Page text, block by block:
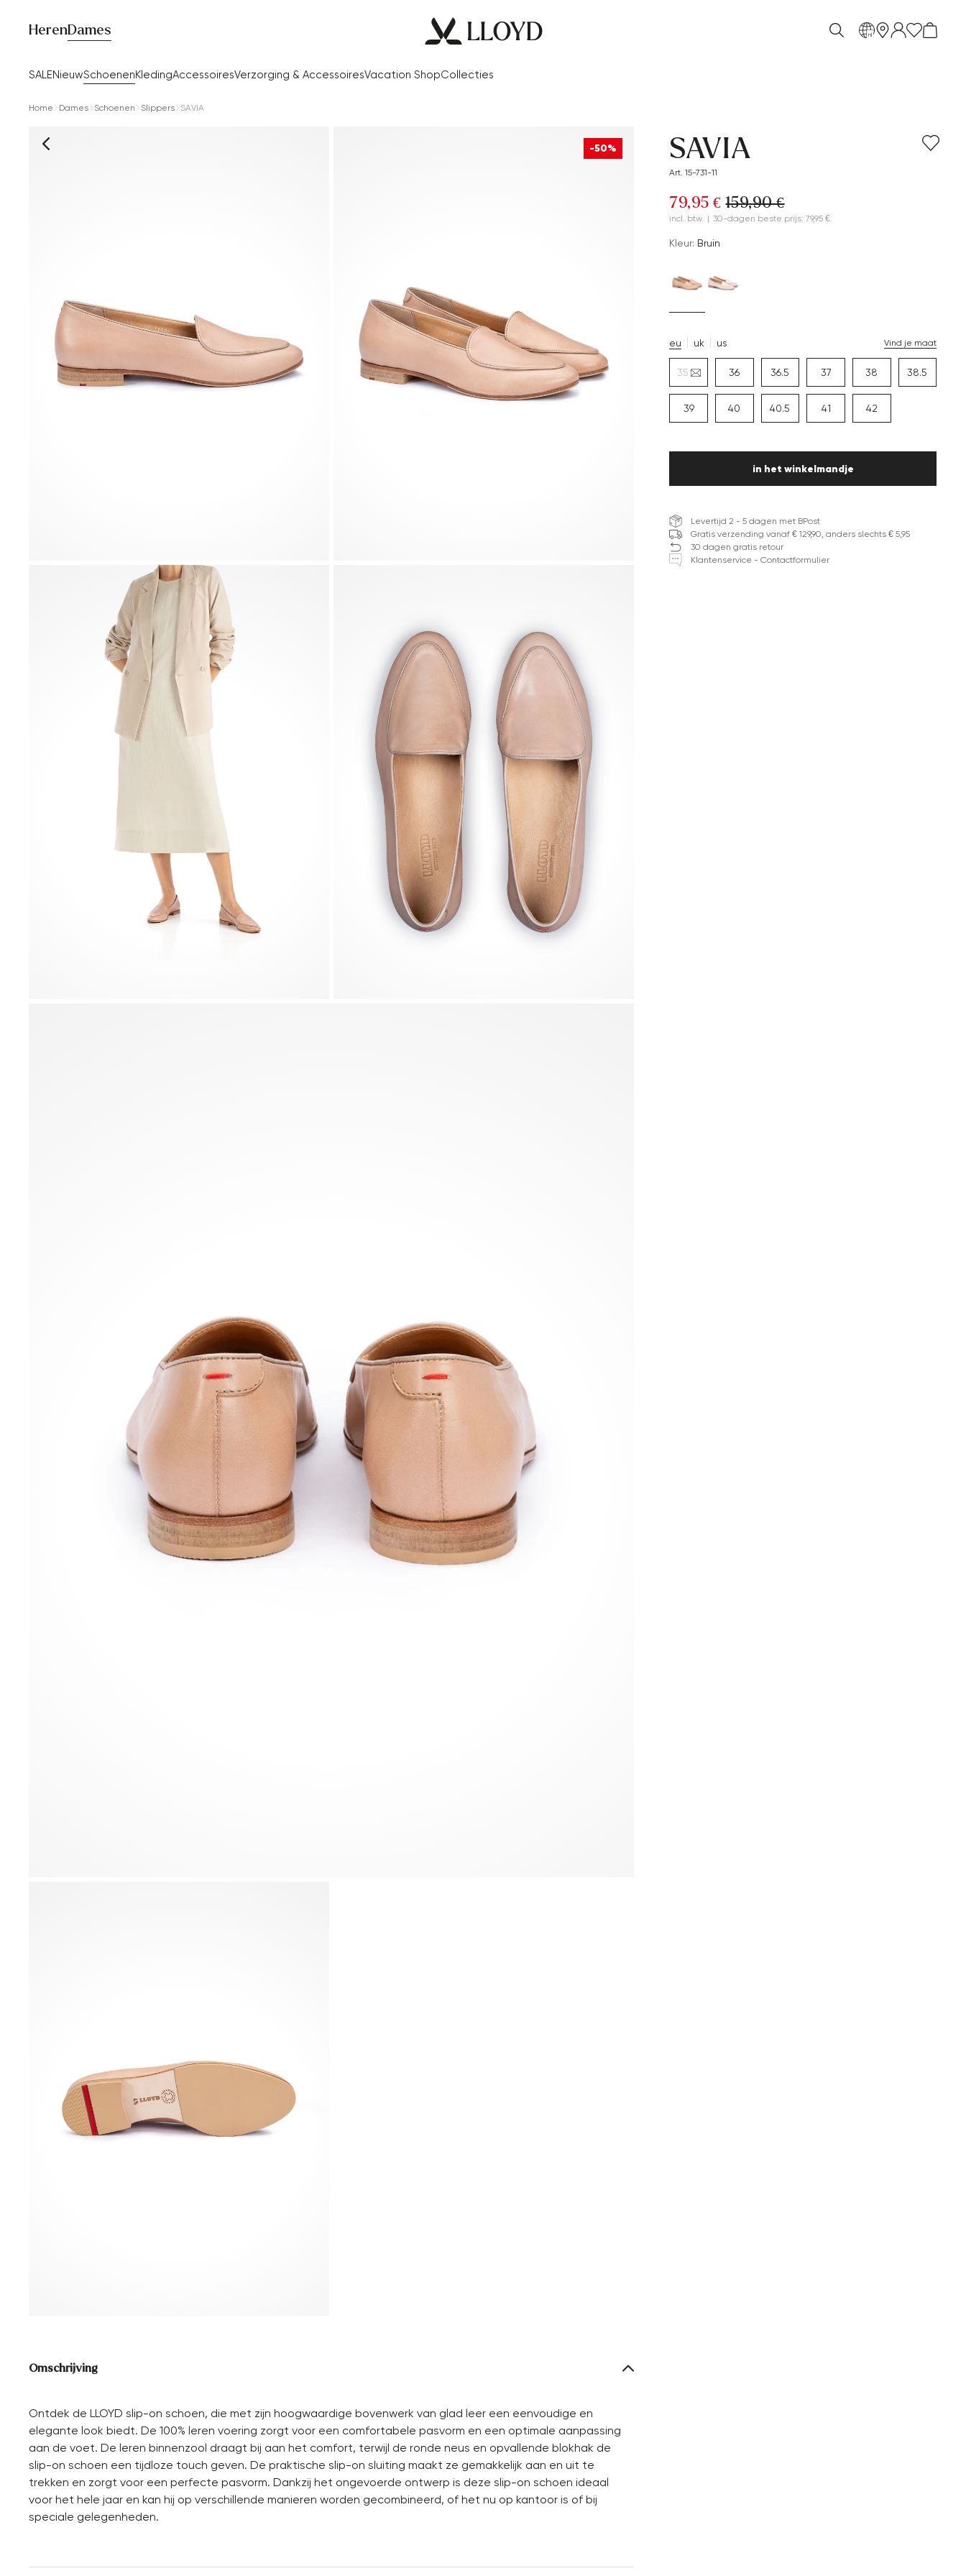
HerenDames
SALENieuwSchoenenKledingAccessoiresVerzorging & AccessoiresVacation ShopCollecties
nl
Home Dames Schoenen Slippers SAVIA
-50%
Omschrijving
Ontdek de LLOYD slip-on schoen, die met zijn hoogwaardige bovenwerk van glad leer een eenvoudige en
elegante look biedt. De 100% leren voering zorgt voor een comfortabele pasvorm en een optimale aanpassing
aan de voet. De leren binnenzool draagt bij aan het comfort, terwijl de ronde neus en opvallende blokhak de
slip-on schoen een tijdloze touch geven. De praktische slip-on sluiting maakt ze gemakkelijk aan en uit te
trekken en zorgt voor een perfecte pasvorm. Dankzij het ongevoerde ontwerp is deze slip-on schoen ideaal
voor het hele jaar en kan hij op verschillende manieren worden gecombineerd, of het nu op kantoor is of bij
speciale gelegenheden.
SAVIA
Art. 15-731-11
79,95 € 159,90 €
incl. btw. | 30-dagen beste prijs: 79,95 €
Kleur: Bruin
eu uk us Vind je maat
35 36 36.5 37 38 38.5
39 40 40.5 41 42
in het winkelmandje
Levertijd 2 - 5 dagen met BPost
Gratis verzending vanaf € 129,90, anders slechts € 5,95
30 dagen gratis retour
Klantenservice - Contactformulier